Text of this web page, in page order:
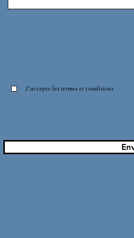
J’accepte les termes et conditions